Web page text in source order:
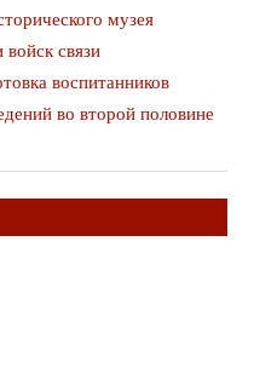
музея
связи
воспитанников
во второй половине